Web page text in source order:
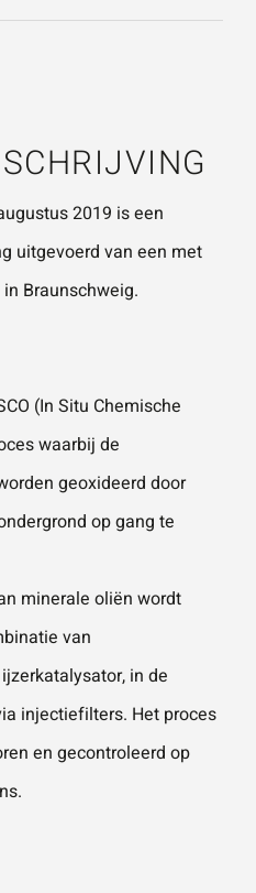
JE AANVRAAG
Telefoonnummer
Vraag of opmerking
VERSTU
UR JE
AANVRA
2019 is een
uitgevoerd van een met
Braunschweig.
(In Situ Chemische
waarbij de
geoxideerd door
op gang te
minerale oliën wordt
van
in de
injectiefilters. Het proces
en gecontroleerd op